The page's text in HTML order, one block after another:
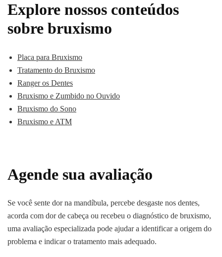
Explore nossos conteúdos
sobre bruxismo
Placa para Bruxismo
Tratamento do Bruxismo
Ranger os Dentes
Bruxismo e Zumbido no Ouvido
Bruxismo do Sono
Bruxismo e ATM
Agende sua avaliação
Se você sente dor na mandíbula, percebe desgaste nos dentes,
acorda com dor de cabeça ou recebeu o diagnóstico de bruxismo,
uma avaliação especializada pode ajudar a identificar a origem do
problema e indicar o tratamento mais adequado.